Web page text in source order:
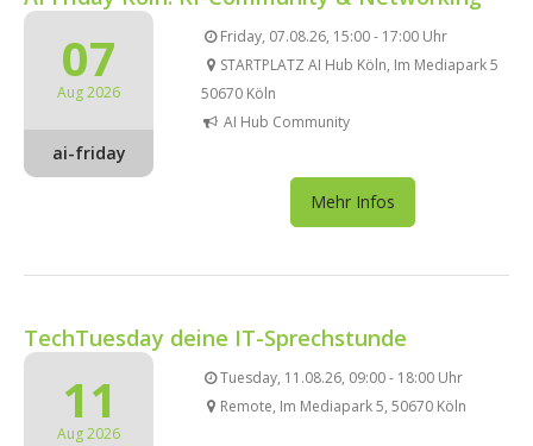
07
Aug 2026
ai-friday
Friday, 07.08.26, 15:00 - 17:00 Uhr
STARTPLATZ AI Hub Köln, Im Mediapark 5
50670 Köln
AI Hub Community
Mehr Infos
TechTuesday deine IT-Sprechstunde
11
Aug 2026
Tuesday, 11.08.26, 09:00 - 18:00 Uhr
Remote, Im Mediapark 5, 50670 Köln